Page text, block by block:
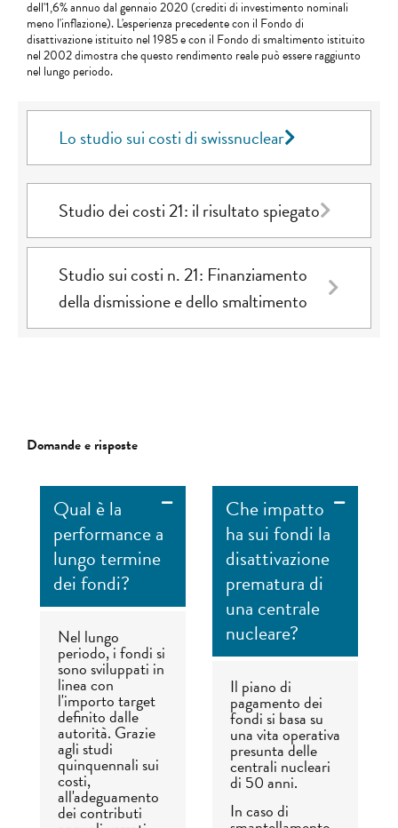
dell'1,6% annuo dal gennaio 2020 (crediti di investimento nominali
meno l'inflazione). L'esperienza precedente con il Fondo di
disattivazione istituito nel 1985 e con il Fondo di smaltimento istituito
nel 2002 dimostra che questo rendimento reale può essere raggiunto
nel lungo periodo.
Lo studio sui costi di swissnuclear
Studio dei costi 21: il risultato spiegato
Studio sui costi n. 21: Finanziamento
della dismissione e dello smaltimento
Domande e risposte
Qual è la
performance a
lungo termine
dei fondi?
Nel lungo
periodo, i fondi si
sono sviluppati in
linea con
l'importo target
definito dalle
autorità. Grazie
agli studi
quinquennali sui
costi,
all'adeguamento
dei contributi
Che impatto
ha sui fondi la
disattivazione
prematura di
una centrale
nucleare?
Il piano di
pagamento dei
fondi si basa su
una vita operativa
presunta delle
centrali nucleari
di 50 anni.
In caso di